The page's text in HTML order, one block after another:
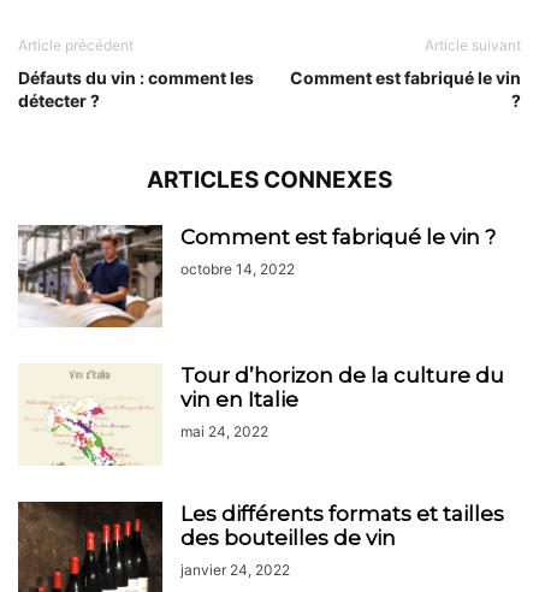
Article précédent
Défauts du vin : comment les
détecter ?
Article suivant
Comment est fabriqué le vin
?
ARTICLES CONNEXES
Comment est fabriqué le vin ?
octobre 14, 2022
Tour d’horizon de la culture du
vin en Italie
mai 24, 2022
Les différents formats et tailles
des bouteilles de vin
janvier 24, 2022